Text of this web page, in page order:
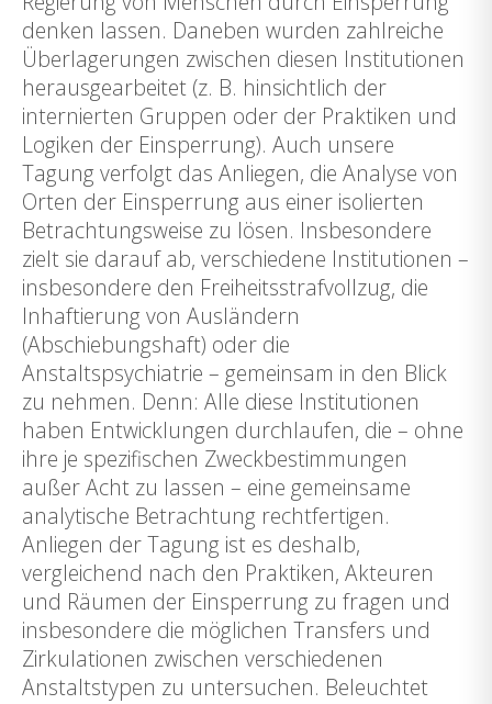
denken lassen. Daneben wurden zahlreiche
Überlagerungen zwischen diesen Institutionen
herausgearbeitet (z. B. hinsichtlich der
internierten Gruppen oder der Praktiken und
Logiken der Einsperrung). Auch unsere
Tagung verfolgt das Anliegen, die Analyse von
Orten der Einsperrung aus einer isolierten
Betrachtungsweise zu lösen. Insbesondere
zielt sie darauf ab, verschiedene Institutionen –
insbesondere den Freiheitsstrafvollzug, die
Inhaftierung von Ausländern
(Abschiebungshaft) oder die
Anstaltspsychiatrie – gemeinsam in den Blick
zu nehmen. Denn: Alle diese Institutionen
haben Entwicklungen durchlaufen, die – ohne
ihre je spezifischen Zweckbestimmungen
außer Acht zu lassen – eine gemeinsame
analytische Betrachtung rechtfertigen.
Anliegen der Tagung ist es deshalb,
vergleichend nach den Praktiken, Akteuren
und Räumen der Einsperrung zu fragen und
insbesondere die möglichen Transfers und
Zirkulationen zwischen verschiedenen
Anstaltstypen zu untersuchen. Beleuchtet